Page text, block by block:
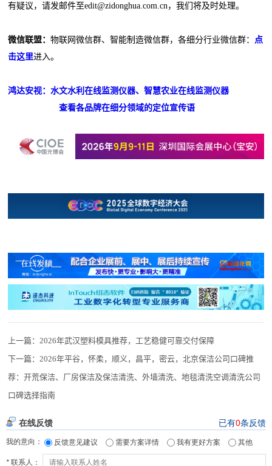
有疑议，请发邮件至edit@zidonghua.com.cn，我们将及时处理。
微信联盟：物联网微信群、智能制造微信群，各细分行业微信群：
点
击这里进入。
鸿达安视：水文水利在线监测仪器、智慧农业在线监测仪器
查看各品牌在细分领域的定位宣传语
上一篇：2026年武汉塑料模具推荐，工艺稳健可靠交付保障
下一篇：2026年平谷，怀柔，顺义，昌平，密云，北京保洁公司口碑推
荐：开荒保洁、厂房保洁及保洁清洗、外墙清洗、地毯清洗空调清洗公司
口碑选择指南